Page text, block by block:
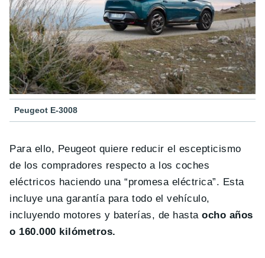
Peugeot E-3008
Para ello, Peugeot quiere reducir el escepticismo
de los compradores respecto a los coches
eléctricos haciendo una “promesa eléctrica”. Esta
incluye una garantía para todo el vehículo,
incluyendo motores y baterías, de hastaocho años
o 160.000 kilómetros.